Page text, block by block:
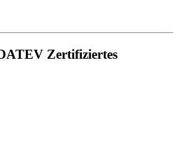
Zertifiziertes